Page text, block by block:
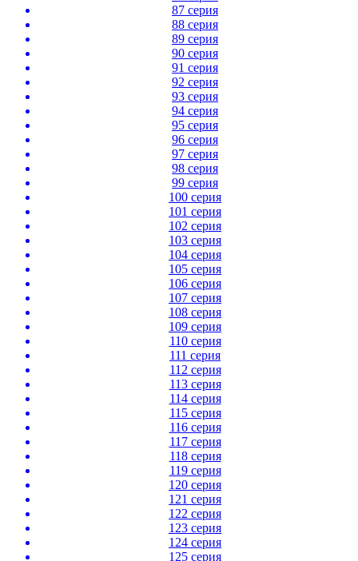
87 серия
88 серия
89 серия
90 серия
91 серия
92 серия
93 серия
94 серия
95 серия
96 серия
97 серия
98 серия
99 серия
100 серия
101 серия
102 серия
103 серия
104 серия
105 серия
106 серия
107 серия
108 серия
109 серия
110 серия
111 серия
112 серия
113 серия
114 серия
115 серия
116 серия
117 серия
118 серия
119 серия
120 серия
121 серия
122 серия
123 серия
124 серия
125 серия